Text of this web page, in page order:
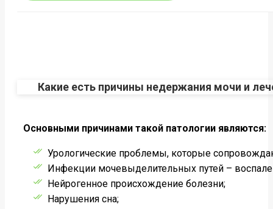
Какие есть причины недержания мочи и
Основными причинами такой патологии являются:
Урологические проблемы, которые
Инфекции мочевыделительных путей –
Нейрогенное происхождение болезни;
Нарушения сна;